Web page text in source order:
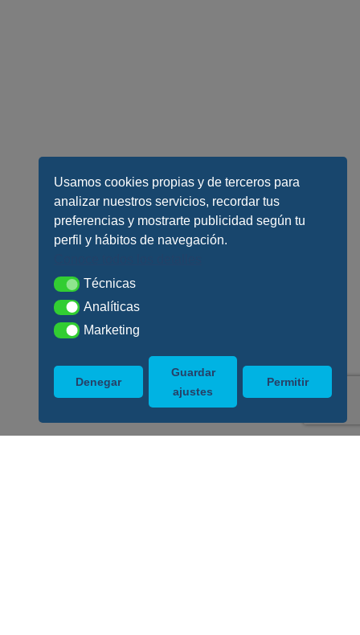
Usamos cookies propias y de terceros para
analizar nuestros servicios, recordar tus
preferencias y mostrarte publicidad según tu
perfil y hábitos de navegación.
TécnicasTécnicas
AnalíticasAnalíticas
MarketingMarketing
Denegar
Guardar
ajustes
Permitir